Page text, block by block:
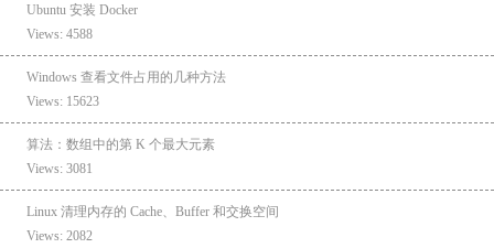
Ubuntu 安装 Docker
Views: 4588
Windows 查看文件占用的几种方法
Views: 15623
算法：数组中的第 K 个最大元素
Views: 3081
Linux 清理内存的 Cache、Buffer 和交换空间
Views: 2082